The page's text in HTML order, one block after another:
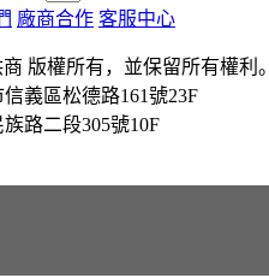
廠商合作 客服中心
版權所有，並保留所有權利。
義區松德路161號23F
族路二段305號10F